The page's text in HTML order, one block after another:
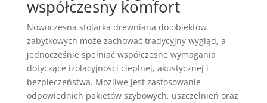
współczesny komfort
Nowoczesna stolarka drewniana do obiektów
zabytkowych może zachować tradycyjny wygląd, a
jednocześnie spełniać współczesne wymagania
dotyczące izolacyjności cieplnej, akustycznej i
bezpieczeństwa. Możliwe jest zastosowanie
odpowiednich pakietów szybowych, uszczelnień oraz